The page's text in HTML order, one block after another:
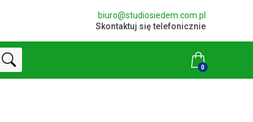
biuro@studiosiedem.com.pl
Skontaktuj się telefonicznie
0